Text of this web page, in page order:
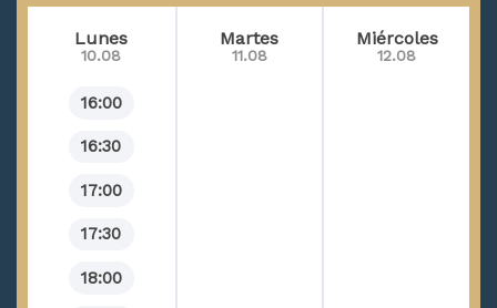
Lunes
10.08
16:00
16:30
17:00
17:30
18:00
Martes
11.08
Miércoles
12.08